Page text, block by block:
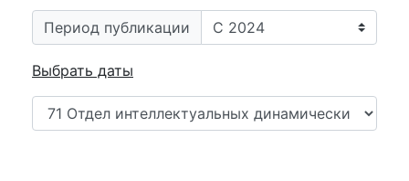
Период публикации
Выбрать даты